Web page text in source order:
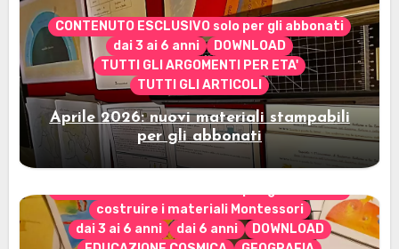
CONTENUTO ESCLUSIVO solo per gli abbonati
dai 3 ai 6 anni
DOWNLOAD
TUTTI GLI ARGOMENTI PER ETA'
TUTTI GLI ARTICOLI
Aprile 2026: nuovi materiali stampabili
per gli abbonati
costruire i materiali Montessori
dai 3 ai 6 anni
dai 6 anni
DOWNLOAD